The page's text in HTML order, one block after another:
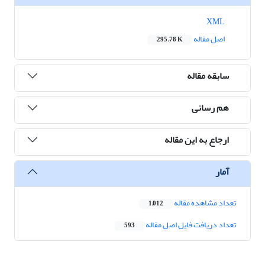
اصل مقاله
295.78 K
سابقه مقاله
هم رسانی
ارجاع به این مقاله
آمار
تعداد مشاهده مقاله 1,012
تعداد دریافت فایل اصل مقاله 593